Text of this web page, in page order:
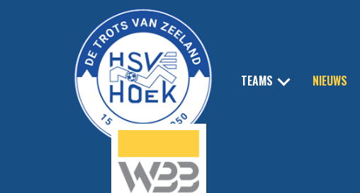
TEAMS NIEUWS